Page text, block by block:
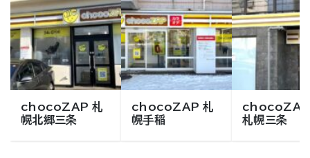
chocoZAP 札
幌北郷三条
chocoZAP 札
幌手稲
chocoZAP
札幌三条